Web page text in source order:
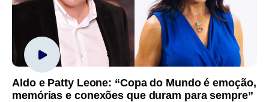
Aldo e Patty Leone: “Copa do Mundo é emoção,
memórias e conexões que duram para sempre”